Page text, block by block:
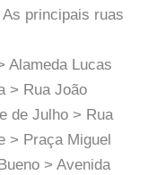
principais ruas
Alameda Lucas
> Rua João
de Julho > Rua
> Praça Miguel
> Avenida